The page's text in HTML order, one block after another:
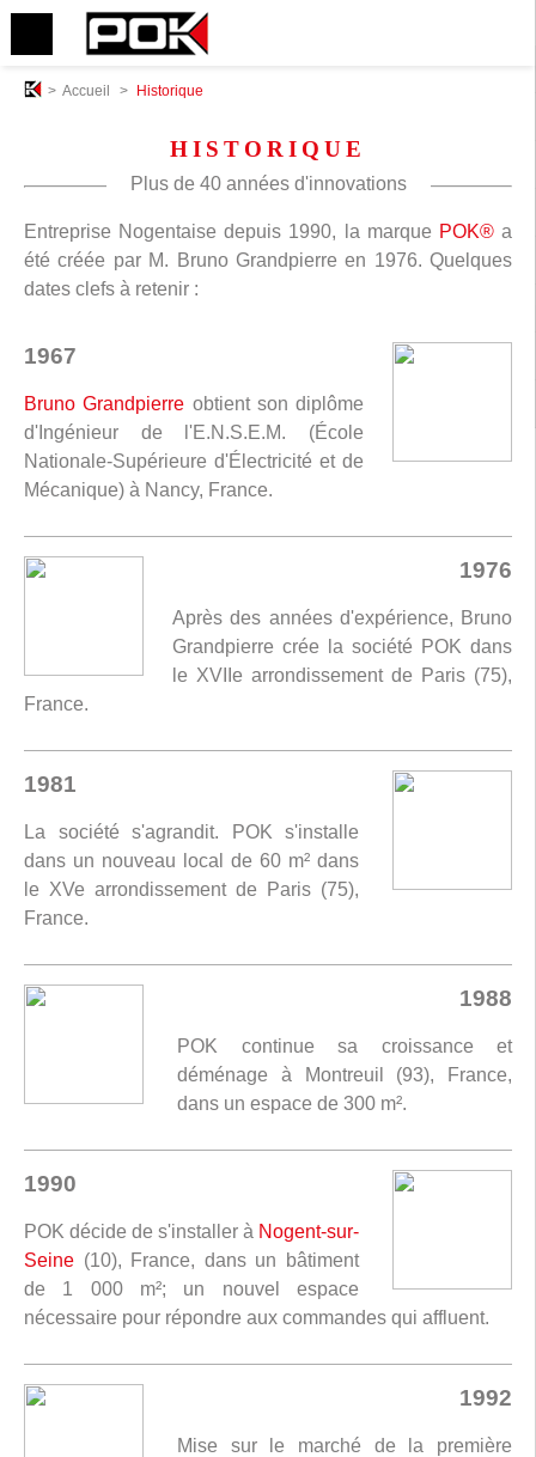
> Accueil > Historique
HISTORIQUE
Plus de 40 années d'innovations
Entreprise Nogentaise depuis 1990, la marque POK®a
été créée par M. Bruno Grandpierre en 1976. Quelques
dates clefs à retenir :
1967
Bruno Grandpierre obtient son diplôme
d'Ingénieur de l'E.N.S.E.M. (École
Nationale-Supérieure d'Électricité et de
Mécanique) à Nancy, France.
1976
Après des années d'expérience, Bruno
Grandpierre crée la société POK dans
le XVIIe arrondissement de Paris (75),
France.
1981
La société s'agrandit. POK s'installe
dans un nouveau local de 60 m² dans
le XVe arrondissement de Paris (75),
France.
1988
POK continue sa croissance et
déménage à Montreuil (93), France,
dans un espace de 300 m².
1990
POK décide de s'installer à Nogent-sur-
Seine (10), France, dans un bâtiment
de 1 000 m²; un nouvel espace
nécessaire pour répondre aux commandes qui affluent.
1992
Mise sur le marché de la première